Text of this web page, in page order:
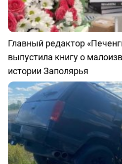
Главный редактор
выпустила книгу о
истории Заполярья